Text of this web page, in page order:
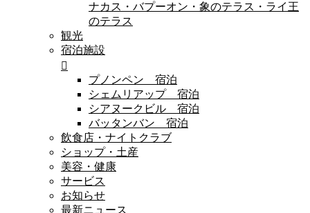
ナカス・バプーオン・象のテラス・ライ王
のテラス
観光
宿泊施設
プノンペン 宿泊
シェムリアップ 宿泊
シアヌークビル 宿泊
バッタンバン 宿泊
飲食店・ナイトクラブ
ショップ・土産
美容・健康
サービス
お知らせ
最新ニュース